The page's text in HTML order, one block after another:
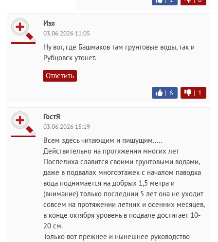
Изя
03.06.2026 11:05
Ну вот, где Башмаков там грунтовые воды, так и
Рубцовск утонет.
Ответить
| 6 | 1
ГостЯ
03.06.2026 15:19
Всем здесь читающим и пишущим.....
Действительно на протяжении многих лет
Поспелиха славится своими грунтовыми водами,
даже в подвалах многоэтажек с началом паводка
вода поднимается на добрых 1,5 метра и
(внимание) только последнии 5 лет она не уходит
совсем на протяжении летних и осенних месяцев,
в конце октября уровень в подвале достигает 10-
20 см.
Только вот прежнее и нынешнее руководство